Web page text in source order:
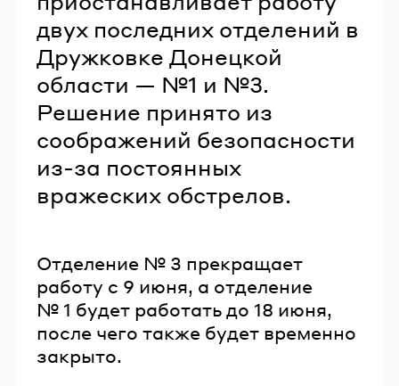
двух последних отделений в
Дружковке Донецкой
области — №1 и №3.
Решение принято из
соображений безопасности
из-за постоянных
вражеских обстрелов.
Отделение № 3 прекращает
работу с 9 июня, а отделение
№ 1 будет работать до 18 июня,
после чего также будет временно
закрыто.